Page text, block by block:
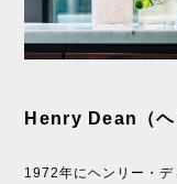
Henry Dean（ヘ
1972年にヘンリー・デ